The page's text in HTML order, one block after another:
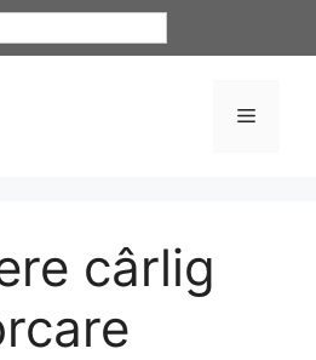
Meniu
cârlig